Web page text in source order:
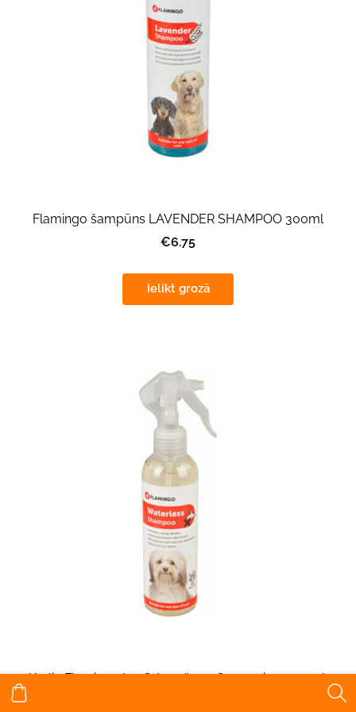
Flamingo šampūns LAVENDER SHAMPOO 300ml
€6.75
Ielikt grozā
Karlie Flamingo bezūdens šampūns suņiem 200ml.